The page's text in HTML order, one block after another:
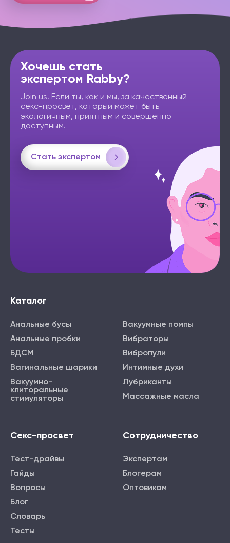
Хочешь стать
экспертом Rabby?
Join us! Если ты, как и мы, за качественный
секс-просвет, который может быть
экологичным, приятным и совершенно
доступным.
Стать экспертом
Каталог
Анальные бусы
Анальные пробки
БДСМ
Вагинальные шарики
Вакуумно-
клиторальные
стимуляторы
Вакуумные помпы
Вибраторы
Вибропули
Интимные духи
Лубриканты
Массажные масла
Секс-просвет
Тест-драйвы
Гайды
Вопросы
Блог
Словарь
Тесты
Сотрудничество
Экспертам
Блогерам
Оптовикам